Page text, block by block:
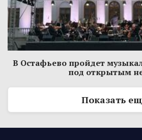
В Остафьево пройдет
под открытым
Показать